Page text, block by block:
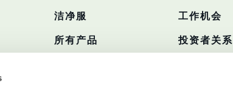
洁净服
所有产品
工作机会
投资者关系